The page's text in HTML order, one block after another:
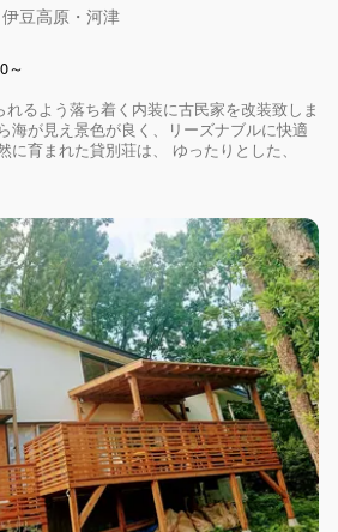
豆高原・河津
～
るよう落ち着く内装に古民家を改装致しま
海が見え景色が良く、リーズナブルに快適
に育まれた貸別荘は、 ゆったりとした、